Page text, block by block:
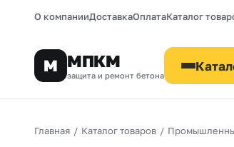
О компанииДоставкаОплатаКаталог
М МПКМ
защита и ремонт бетона
Главная / Каталог товаров /